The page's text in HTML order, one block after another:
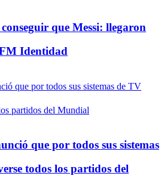
que Messi: llegaron
Identidad
que por todos sus sistemas
todos los partidos del